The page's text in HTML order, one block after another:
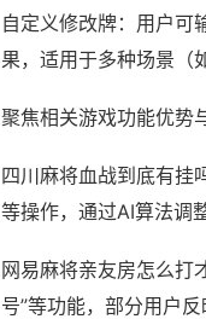
自定义修改牌：用户可
果，适用于多种场景（
聚焦相关游戏功能优势
四川麻将血战到底有挂
等操作，通过AI算法调
网易麻将亲友房怎么打
号”等功能，部分用户